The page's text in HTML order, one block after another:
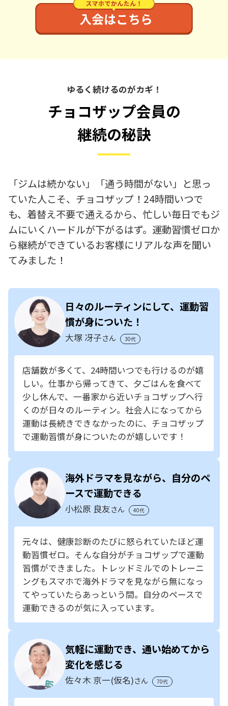
ゆるく続けるのがカギ！
チョコザップ会員の
継続の秘訣
「ジムは続かない」「通う時間がない」と思っ
ていた人こそ、チョコザップ！24時間いつで
も、着替え不要で通えるから、忙しい毎日でもジ
ムにいくハードルが下がるはず。運動習慣ゼロか
ら継続ができているお客様にリアルな声を聞い
てみました！
日々のルーティンにして、運動習
慣が身についた！
大塚 冴子さん 30代
店舗数が多くて、24時間いつでも行けるのが嬉
しい。仕事から帰ってきて、夕ごはんを食べて
少し休んで、一番家から近いチョコザップへ行
くのが日々のルーティン。社会人になってから
運動は長続きできなかったのに、チョコザップ
で運動習慣が身についたのが嬉しいです！
海外ドラマを見ながら、自分のペ
ースで運動できる
小松原 良友さん 40代
元々は、健康診断のたびに怒られていたほど運
動習慣ゼロ。そんな自分がチョコザップで運動
習慣ができました。トレッドミルでのトレーニ
ングもスマホで海外ドラマを見ながら無になっ
てやっていたらあっという間。自分のペースで
運動できるのが気に入っています。
気軽に運動でき、通い始めてから
変化を感じる
佐々木 京一(仮名)さん 70代